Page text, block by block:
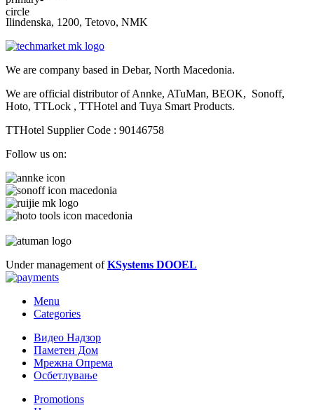
Ilindenska, 1200, Tetovo, NMK
We are company based in Debar, North Macedonia.
We are official distributor of Annke, ATuMan, BEOK, Sonoff,
Hoto, TTLock , TTHotel and Tuya Smart Products.
TTHotel Supplier Code : 90146758
Follow us on:
Under management ofKSystems DOOEL
Menu
Categories
Видео Надзор
Паметен Дом
Мрежна Опрема
Осбетлување
Promotions